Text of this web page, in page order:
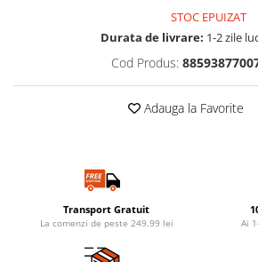
STOC EPUIZAT
Durata de livrare: 1-2 zile
Cod Produs:
Adauga la Favorite
Transport Gratuit
La comenzi de peste 249.99 lei Ai